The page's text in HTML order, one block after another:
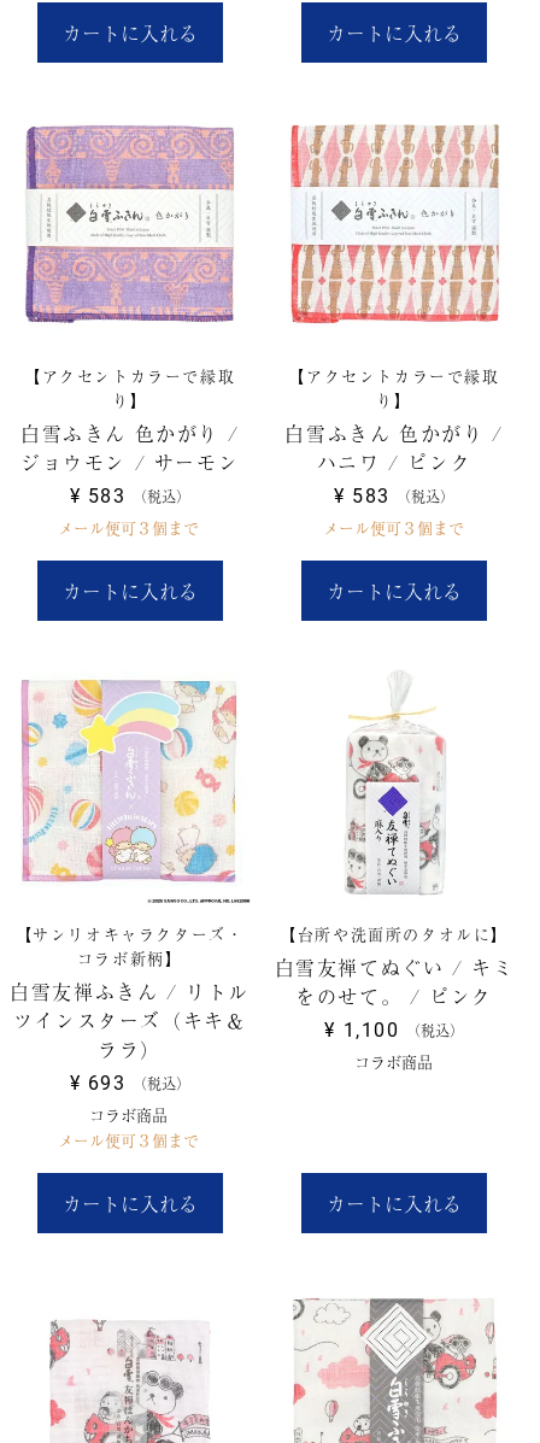
カートに入れる カートに入れる
【アクセントカラーで縁取
り】
白雪ふきん 色かがり /
ジョウモン / サーモン
¥ 583 税込
メール便可３個まで
カートに入れる
【アクセントカラーで縁取
り】
白雪ふきん 色かがり /
ハニワ / ピンク
¥ 583 税込
メール便可３個まで
カートに入れる
【サンリオキャラクターズ・
コラボ新柄】
白雪友禅ふきん / リトル
ツインスターズ（キキ＆
ララ）
¥ 693 税込
コラボ商品
メール便可３個まで
カートに入れる
【台所や洗面所のタオルに】
白雪友禅てぬぐい / キミ
をのせて。 / ピンク
¥ 1,100 税込
コラボ商品
カートに入れる